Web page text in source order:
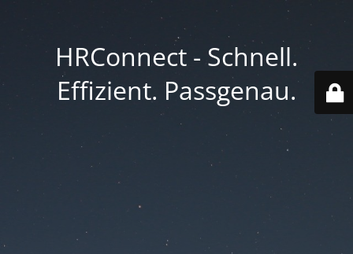
HRConnect - Schnell.
Effizient. Passgenau.